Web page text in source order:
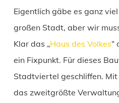
Eigentlich gäbe es ganz
großen Stadt, aber wir
Klar das „Haus des Volkes“
ein Fixpunkt. Für dieses
Stadtviertel geschliffen.
das zweitgrößte